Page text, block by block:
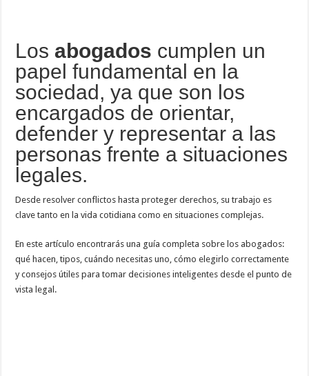
Los abogados cumplen un
papel fundamental en la
sociedad, ya que son los
encargados de orientar,
defender y representar a las
personas frente a situaciones
legales.
Desde resolver conflictos hasta proteger derechos, su trabajo es
clave tanto en la vida cotidiana como en situaciones complejas.
En este artículo encontrarás una guía completa sobre los abogados:
qué hacen, tipos, cuándo necesitas uno, cómo elegirlo correctamente
y consejos útiles para tomar decisiones inteligentes desde el punto de
vista legal.